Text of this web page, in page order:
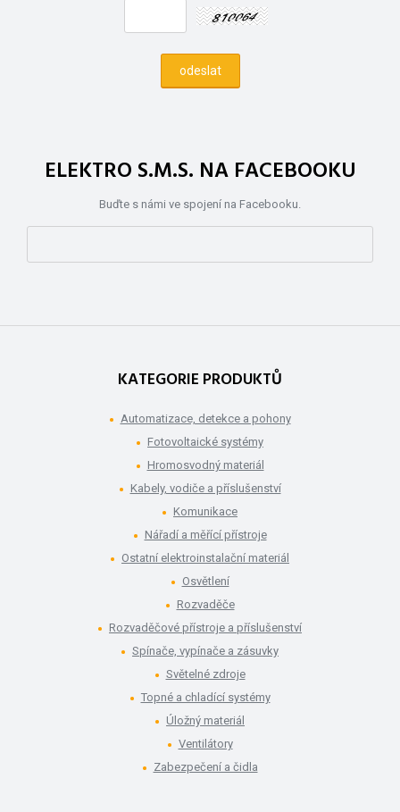
ELEKTRO S.M.S. NA FACEBOOKU
Buďte s námi ve spojení na Facebooku.
KATEGORIE PRODUKTŮ
Automatizace, detekce a pohony
Fotovoltaické systémy
Hromosvodný materiál
Kabely, vodiče a příslušenství
Komunikace
Nářadí a měřící přístroje
Ostatní elektroinstalační materiál
Osvětlení
Rozvaděče
Rozvaděčové přístroje a příslušenství
Spínače, vypínače a zásuvky
Světelné zdroje
Topné a chladící systémy
Úložný materiál
Ventilátory
Zabezpečení a čidla